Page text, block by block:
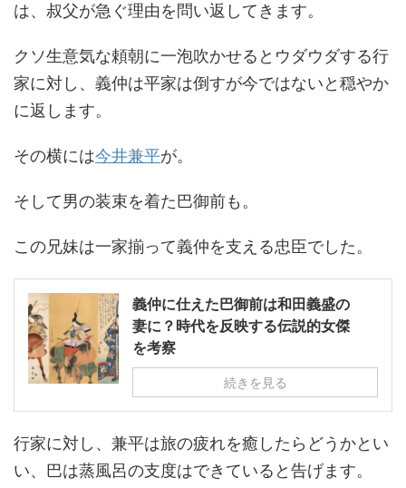
は、叔父が急ぐ理由を問い返してきます。
クソ生意気な頼朝に一泡吹かせるとウダウダする行
家に対し、義仲は平家は倒すが今ではないと穏やか
に返します。
その横には今井兼平が。
そして男の装束を着た巴御前も。
この兄妹は一家揃って義仲を支える忠臣でした。
義仲に仕えた巴御前は和田義盛の
妻に？時代を反映する伝説的女傑
を考察
続きを見る
行家に対し、兼平は旅の疲れを癒したらどうかとい
い、巴は蒸風呂の支度はできていると告げます。